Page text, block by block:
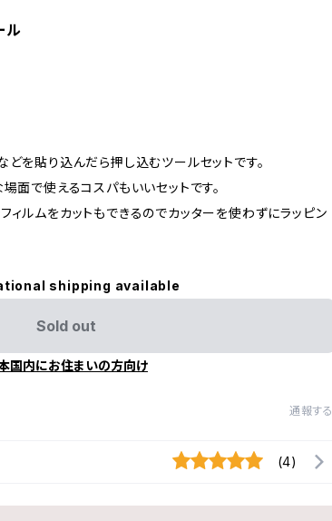
ル
を貼り込んだら押し込むツールセットです。
面で使えるコスパもいいセットです。
ィルムをカットもできるのでカッターを使わずにラッピン
shipping available
Sold out
国内にお住まいの方向け
通報する
(4)